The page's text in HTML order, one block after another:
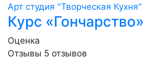
Арт студия "Творческая Кухня"
Курс «Гончарство»
Оценка
Отзывы 5 отзывов